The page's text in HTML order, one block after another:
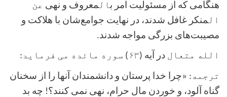
هنگامی که از مسئولیت امر بالمعروف و نهی عن
المنکر غافل شدند، در نهایت جوامع‌شان با هلاکت و
مصیبت‌های بزرگی مواجه شدند.
الله متعال در آیه (۶۳) سوره مائده می فرماید :
ترجمه: «چرا خدا پرستان و دانشمندان آنها را از سخنان
گناه آلود، و خوردن مال حرام، نهی نمی کنند؟! چه بد